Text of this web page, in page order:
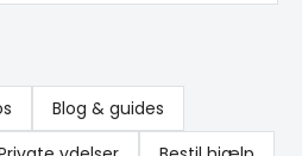
Blog & guides